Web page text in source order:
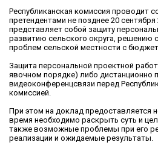
Республиканская комиссия проводит
претендентами не позднее 20
представляет собой защиту
развитию сельского округа, решению
проблем сельской местности с
Защита персональной проектной
явочном порядке) либо дистанционно
видеоконференцсвязи перед
комиссией.
При этом на доклад предоставляется
время необходимо раскрыть суть и
также возможные проблемы при его
реализации и ожидаемые результаты.